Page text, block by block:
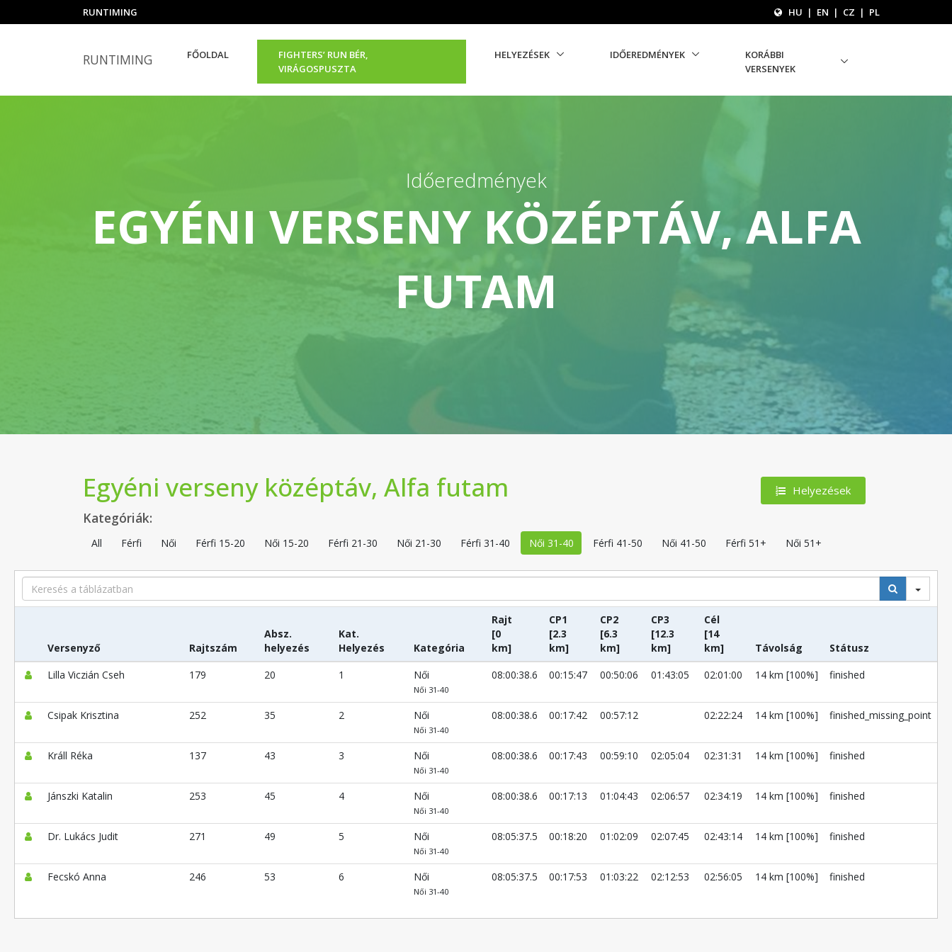
RUNTIMING HU | EN | CZ | PL
RUNTIMING FŐOLDAL
FIGHTERS’ RUN BÉR,
VIRÁGOSPUSZTA
HELYEZÉSEK IDŐEREDMÉNYEK
KORÁBBI
VERSENYEK
Időeredmények
EGYÉNI VERSENY KÖZÉPTÁV, ALFA
FUTAM
Helyezések
Egyéni verseny középtáv, Alfa futam
Kategóriák:
All Férfi Női Férfi 15-20 Női 15-20 Férfi 21-30 Női 21-30 Férfi 31-40 Női 31-40 Férfi 41-50 Női 41-50 Férfi 51+ Női 51+
Search
Versenyző Rajtszám
Absz.
helyezés
Kat.
Helyezés
Kategória
Rajt
[0
km]
CP1
[2.3
km]
CP2
[6.3
km]
CP3
[12.3
km]
Cél
[14
km]
Távolság
Státusz
Lilla Viczián Cseh
179 20 1 Női
Női 31-40
08:00:38.6 00:15:47 00:50:06 01:43:05 02:01:00 14 km [100%] finished
Csipak Krisztina 252 35 2 Női
Női 31-40
08:00:38.6 00:17:42 00:57:12 02:22:24 14 km [100%] finished_missing_point
Králl Réka 137 43 3 Női
Női 31-40
08:00:38.6 00:17:43 00:59:10 02:05:04 02:31:31 14 km [100%] finished
Jánszki Katalin 253 45 4 Női
Női 31-40
08:00:38.6 00:17:13 01:04:43 02:06:57 02:34:19 14 km [100%] finished
Dr. Lukács Judit 271 49 5 Női
Női 31-40
08:05:37.5 00:18:20 01:02:09 02:07:45 02:43:14 14 km [100%] finished
Fecskó Anna 246 53 6 Női
Női 31-40
08:05:37.5 00:17:53 01:03:22 02:12:53 02:56:05 14 km [100%] finished